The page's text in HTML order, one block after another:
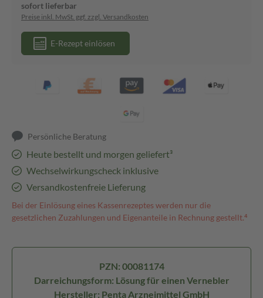
sofort lieferbar
Preise inkl. MwSt. ggf. zzgl. Versandkosten
E-Rezept einlösen
Persönliche Beratung
Heute bestellt und morgen geliefert³
Wechselwirkungscheck inklusive
Versandkostenfreie Lieferung
Bei der Einlösung eines Kassenrezeptes werden nur die
gesetzlichen Zuzahlungen und Eigenanteile in Rechnung gestellt.⁴
PZN: 00081174
Darreichungsform: Lösung für einen Vernebler
Hersteller: Penta Arzneimittel GmbH